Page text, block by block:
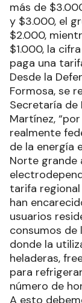
más de
y $3.000, el
$2.000,
$1.000, la
paga una
Desde la
Formosa, se
Secretaría de
Martínez,
realmente
de la energía
Norte grande
tarifa
han
usuarios
consumos de
donde la
heladeras,
para
número de
A esto